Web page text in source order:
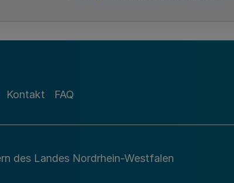
Richtlinie zur
Kontakt FAQ
des Landes Nordrhein-Westfalen